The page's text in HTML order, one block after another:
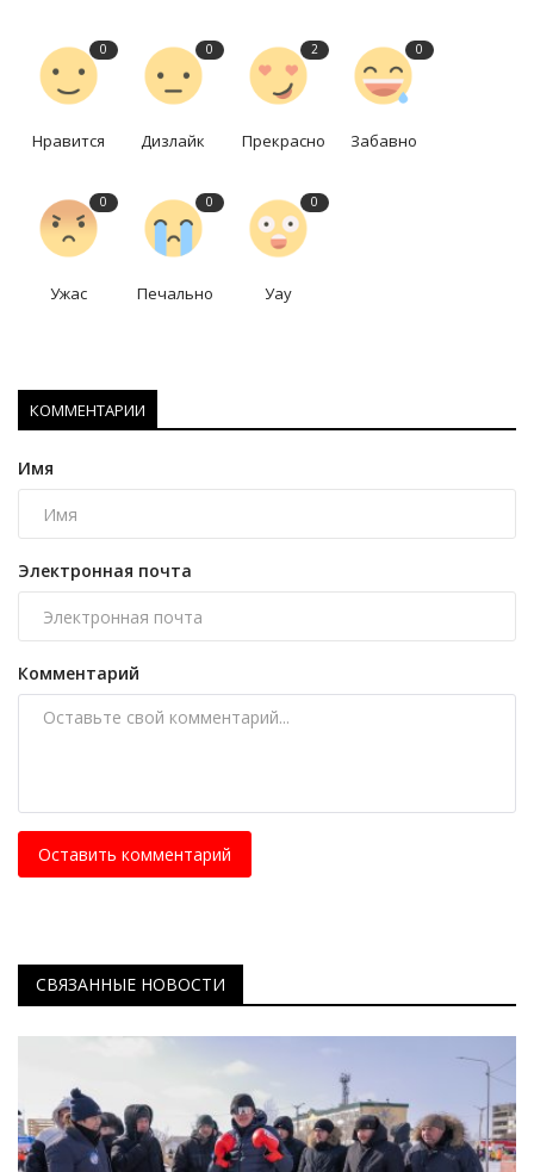
0
Нравится
0
Дизлайк
2
Прекрасно
0
Забавно
0
Ужас
0
Печально
0
Уау
КОММЕНТАРИИ
Имя
Электронная почта
Комментарий
Оставить комментарий
СВЯЗАННЫЕ НОВОСТИ